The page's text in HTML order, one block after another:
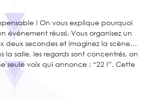
! On vous explique pourquoi
événement réussi. Vous organisez un
deux secondes et imaginez la scène…
la salle, les regards sont concentrés, on
seule voix qui annonce : “22 !”. Cette